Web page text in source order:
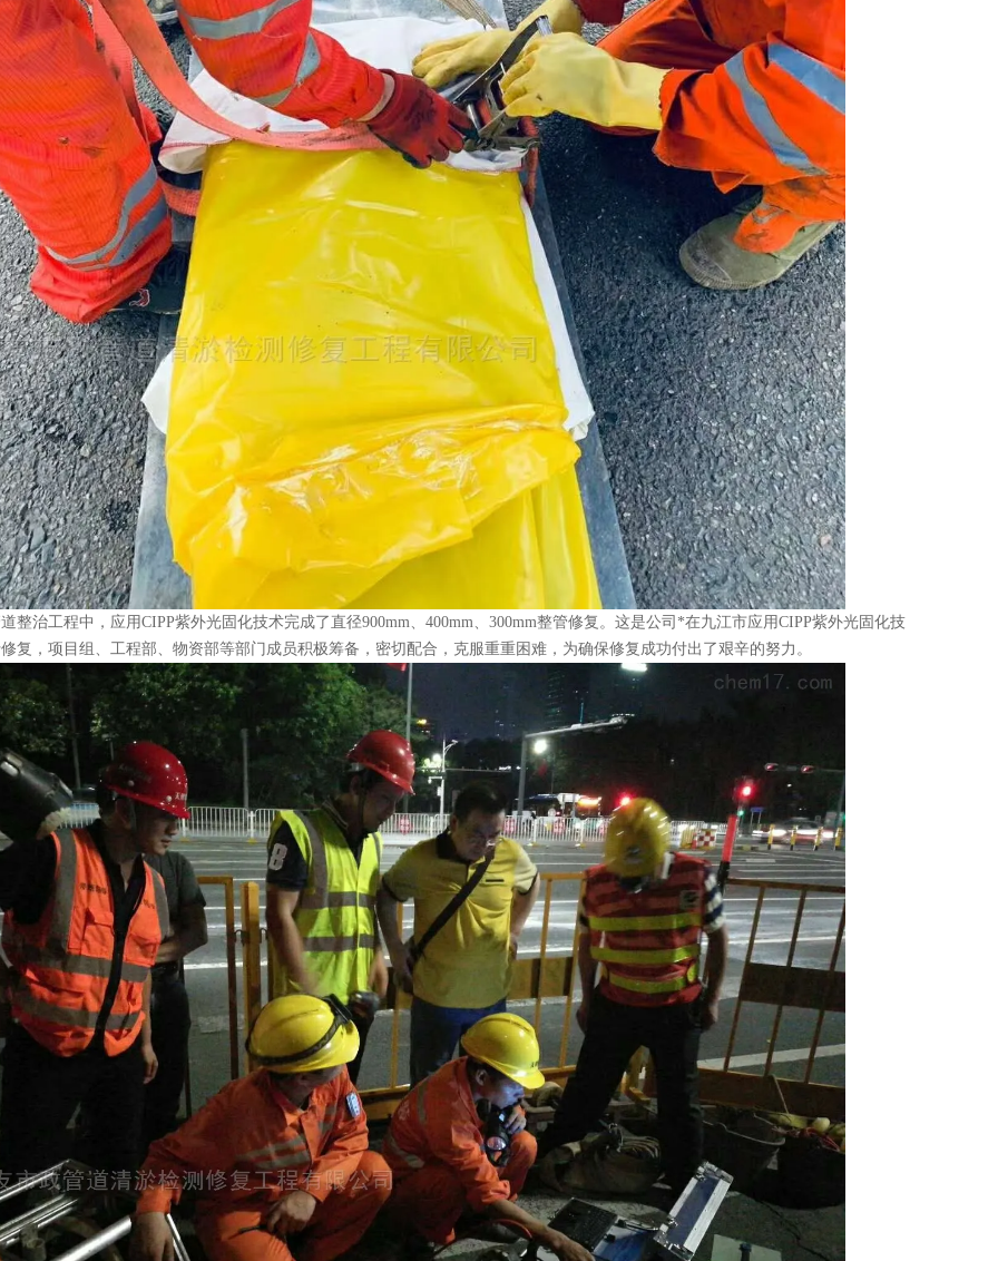
整治工程中，应用CIPP紫外光固化技术完成了直径900mm 400mm、300mm整管修复。这是公司*在九江市应用CIPP紫外光固化技
复，项目组、工程部、物资部等部门成员积极筹备，密切配合，克服重重困难，为确保修复成功付出了艰辛的努力。